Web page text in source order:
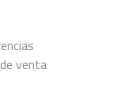
venta